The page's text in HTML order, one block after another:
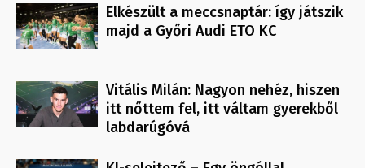
Elkészült a meccsnaptár: így játszik
majd a Győri Audi ETO KC
Vitális Milán: Nagyon nehéz, hiszen
itt nőttem fel, itt váltam gyerekből
labdarúgóvá